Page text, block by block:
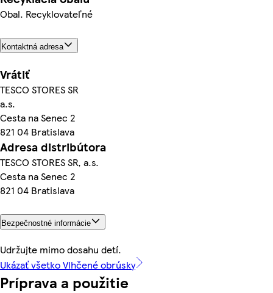
Obal. Recyklovateľné
Kontaktná adresa
Vrátiť
TESCO STORES SR
a.s.
Cesta na Senec 2
821 04 Bratislava
Adresa distribútora
TESCO STORES SR, a.s.
Cesta na Senec 2
821 04 Bratislava
Bezpečnostné informácie
Udržujte mimo dosahu detí.
Ukázať všetko Vlhčené obrúsky
Príprava a použitie